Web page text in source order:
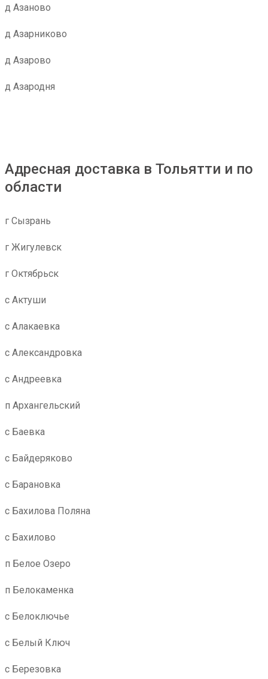
д Азаново
д Азарниково
д Азарово
д Азародня
Адресная доставка в Тольятти и по
области
г Сызрань
г Жигулевск
г Октябрьск
с Актуши
с Алакаевка
с Александровка
с Андреевка
п Архангельский
с Баевка
с Байдеряково
с Барановка
с Бахилова Поляна
с Бахилово
п Белое Озеро
п Белокаменка
с Белоключье
с Белый Ключ
с Березовка